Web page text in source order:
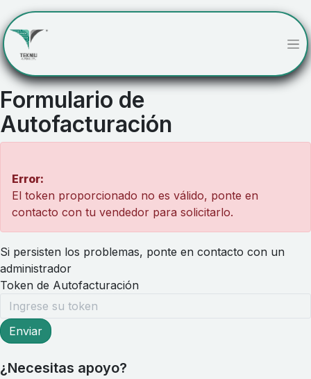
Formulario de
Autofacturación
Error:
El token proporcionado no es válido, ponte en
Si persisten los problemas, ponte en contacto con un
administrador
Token de Autofacturación
Enviar
¿Necesitas apoyo?